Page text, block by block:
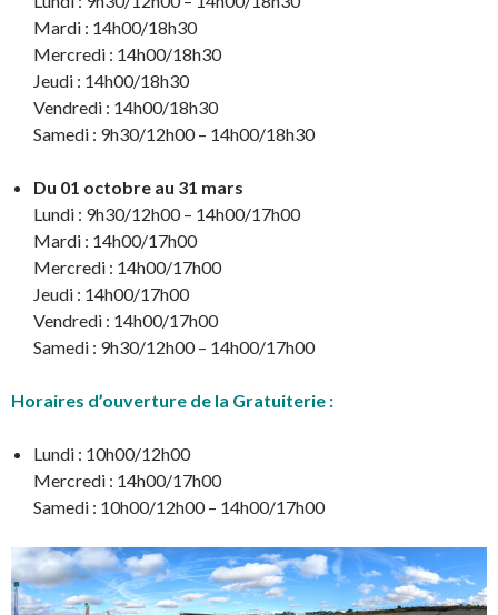
Mardi : 14h00/18h30
Mercredi : 14h00/18h30
Jeudi : 14h00/18h30
Vendredi : 14h00/18h30
Samedi : 9h30/12h00 – 14h00/18h30
Du 01 octobre au 31 mars
Lundi : 9h30/12h00 – 14h00/17h00
Mardi : 14h00/17h00
Mercredi : 14h00/17h00
Jeudi : 14h00/17h00
Vendredi : 14h00/17h00
Samedi : 9h30/12h00 – 14h00/17h00
Horaires d’ouverture de la Gratuiterie :
Lundi : 10h00/12h00
Mercredi : 14h00/17h00
Samedi : 10h00/12h00 – 14h00/17h00